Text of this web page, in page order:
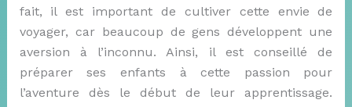
fait, il est important de cultiver cette envie de
voyager, car beaucoup de gens développent une
aversion à l’inconnu. Ainsi, il est conseillé de
préparer ses enfants à cette passion pour
l’aventure dès le début de leur apprentissage.